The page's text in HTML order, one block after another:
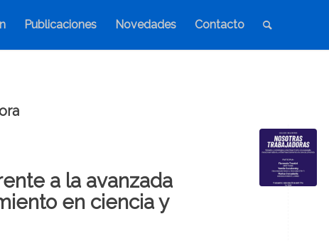
Publicaciones Novedades Contacto
a la avanzada
en ciencia y